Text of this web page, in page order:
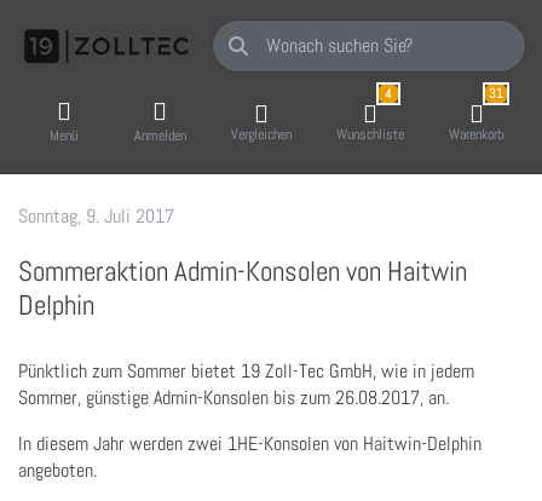
Geben Sie einen Suchbegriff ein. Während
Menü Anmelden Vergleichen
4
Wunschliste
31
Warenkorb
Sonntag, 9. Juli 2017
19 Zoll-Tec GmbH
Sommeraktion Admin-Konsolen von Haitwin
Delphin
Pünktlich zum Sommer bietet 19 Zoll-Tec GmbH, wie in jedem
Sommer, günstige Admin-Konsolen bis zum 26.08.2017, an.
In diesem Jahr werden zwei 1HE-Konsolen von Haitwin-Delphin
angeboten.